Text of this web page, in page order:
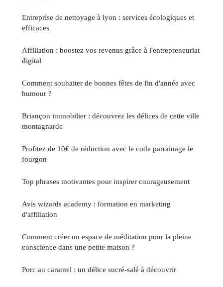
Entreprise de nettoyage à lyon : services écologiques et
efficaces
Affiliation : boostez vos revenus grâce à l'entrepreneuriat
digital
Comment souhaiter de bonnes fêtes de fin d'année avec
humour ?
Briançon immobilier : découvrez les délices de cette ville
montagnarde
Profitez de 10€ de réduction avec le code parrainage le
fourgon
Top phrases motivantes pour inspirer courageusement
Avis wizards academy : formation en marketing
d'affiliation
Comment créer un espace de méditation pour la pleine
conscience dans une petite maison ?
Porc au caramel : un délice sucré-salé à découvrir